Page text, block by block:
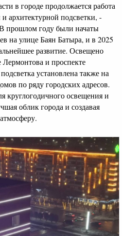
в городе продолжается работа
архитектурной подсветки, -
прошлом году были начаты
на улице Баян Батыра, и в 2025
развитие. Освещено
Лермонтова и проспекте
установлена также на
по ряду городских адресов.
круглогодичного освещения и
облик города и создавая